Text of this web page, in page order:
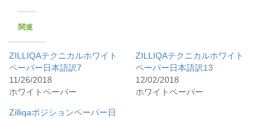
関連
ZILLIQAテクニカルホワイト
ペーパー日本語訳7
11/26/2018
ホワイトペーパー
ZILLIQAテクニカルホワイト
ペーパー日本語訳13
12/02/2018
ホワイトペーパー
Zilliqaポジションペーパー日